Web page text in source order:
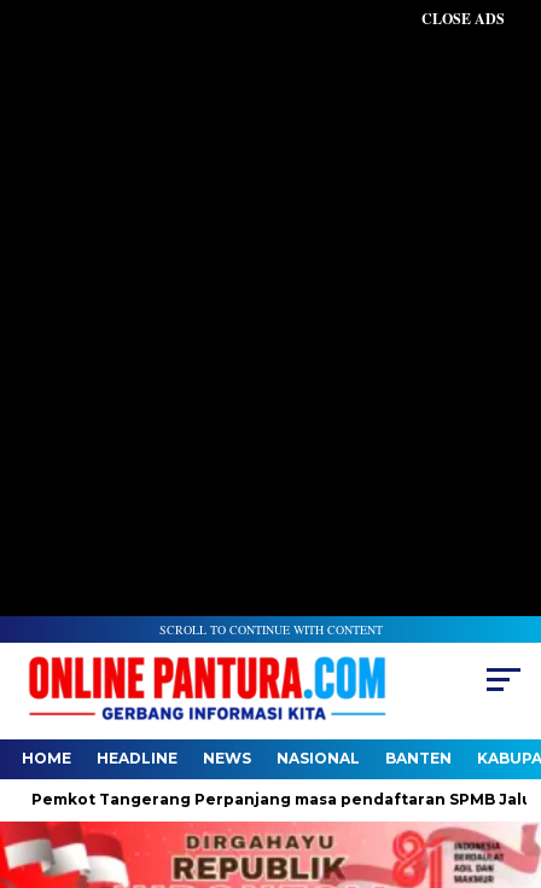
CLOSE ADS
SCROLL TO CONTINUE WITH CONTENT
HOME HEADLINE NEWS NASIONAL BANTEN
Tangerang Perpanjang masa pendaftaran SPMB Jalur